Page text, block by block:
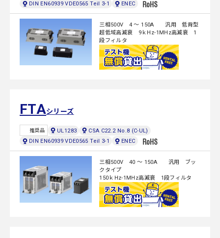
DIN EN60939 VDE0565 Teil 3-1
ENEC
三相500V 4 ～ 150A 汎用 低背型
超低域高減衰 9ｋHz-1MHz高減衰 1
段フィルタ
FTAシリーズ
推奨品 UL1283
CSA C22.2 No.8 (C-UL)
DIN EN60939 VDE0565 Teil 3-1
ENEC
三相500V 40 ～ 150A 汎用 ブッ
クタイプ
150ｋHz-1MHz高減衰 1段フィルタ